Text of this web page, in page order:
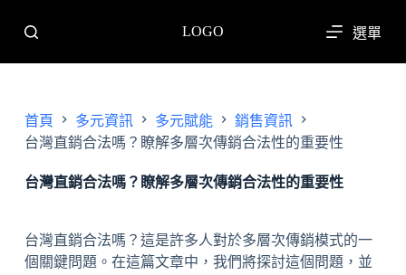
至
主
容
LOGO 選單
首頁 多元資訊 多元賦能
銷售資訊
台灣直銷合法嗎？瞭解多層次傳銷合法性的重要性
台灣直銷合法嗎？瞭解多層次傳銷合法性的重要性
台灣直銷合法嗎？這是許多人對於多層次傳銷模式的一
個關鍵問題。在這篇文章中，我們將探討這個問題，並